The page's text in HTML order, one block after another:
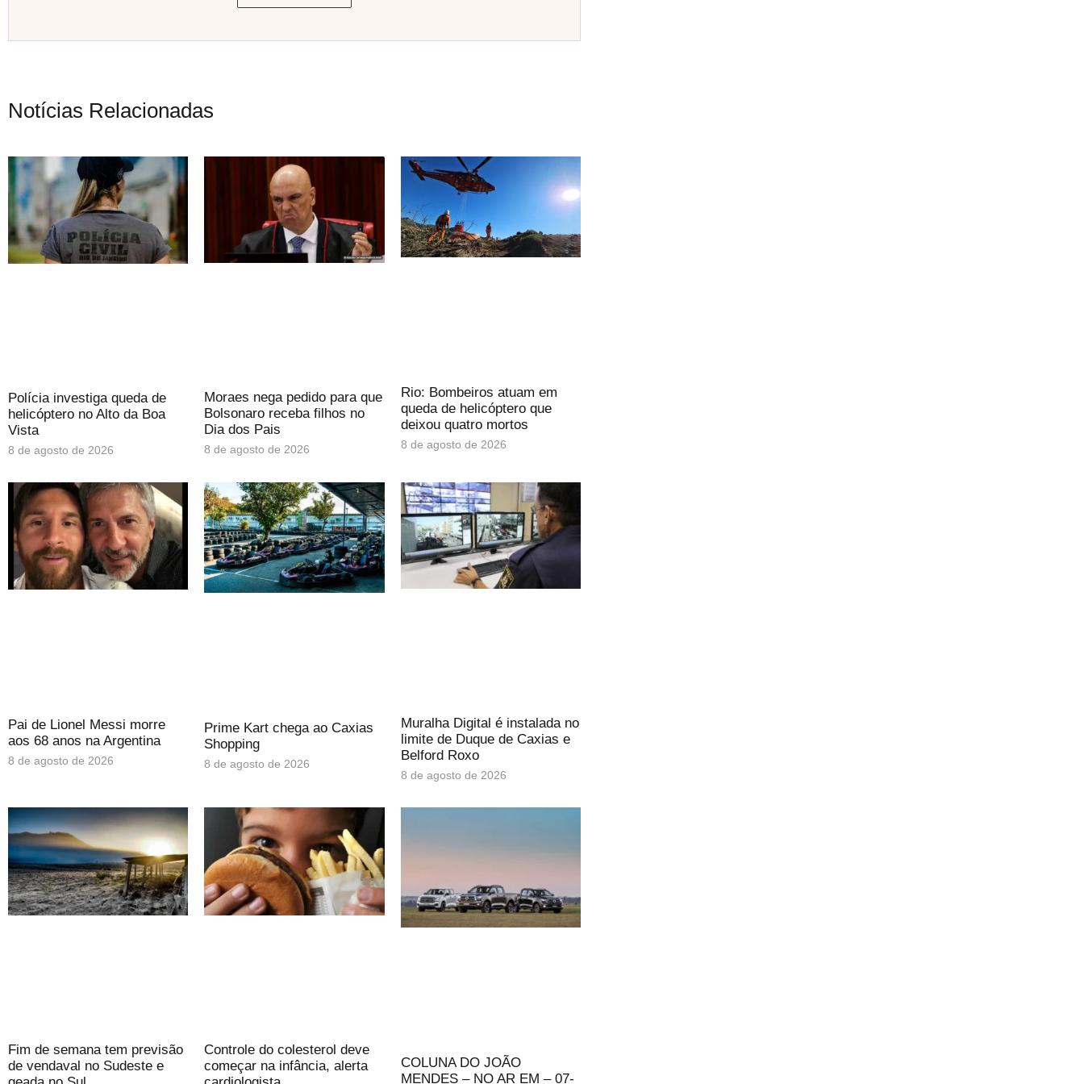
Notícias Relacionadas
Polícia investiga queda de
helicóptero no Alto da Boa
Vista
8 de agosto de 2026
Moraes nega pedido para que
Bolsonaro receba filhos no
Dia dos Pais
8 de agosto de 2026
Rio: Bombeiros atuam em
queda de helicóptero que
deixou quatro mortos
8 de agosto de 2026
Pai de Lionel Messi morre
aos 68 anos na Argentina
8 de agosto de 2026
Prime Kart chega ao Caxias
Shopping
8 de agosto de 2026
Muralha Digital é instalada no
limite de Duque de Caxias e
Belford Roxo
8 de agosto de 2026
Fim de semana tem previsão
de vendaval no Sudeste e
Controle do colesterol deve
começar na infância, alerta
COLUNA DO JOÃO
MENDES – NO AR EM – 07-